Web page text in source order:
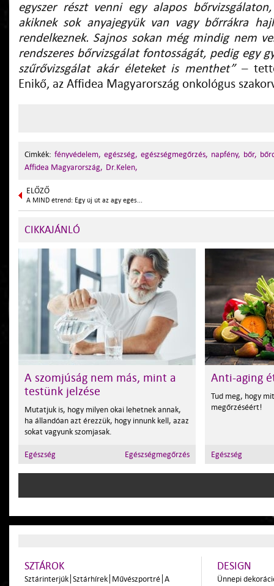
egyszer részt venni egy alapos
akiknek sok anyajegyük van vagy bőrrákra
rendelkeznek. Sajnos sokan még mindig nem
rendszeres bőrvizsgálat fontosságát, pedig egy
szűrővizsgálat akár életeket is menthet”–
Enikő, az Affidea Magyarország onkológus
Cimkék: fényvédelem, egészség, egészségmegőrzés, napfény, bőr,
Affidea Magyarország, Dr.Kelen,
ELŐZŐ
A MIND étrend: Egy új út az agy egés...
CIKKAJÁNLÓ
A szomjúság nem más, mint a
testünk jelzése
Mutatjuk is, hogy milyen okai lehetnek annak,
ha állandóan azt érezzük, hogy innunk kell, azaz
sokat vagyunk szomjasak.
Egészség Egészségmegőrzés
Anti-aging
Tud meg, hogy
megőrzéséért!
Egészség
SZTÁROK
Sztárinterjúk Sztárhírek Művészportré A
DESIGN
Ünnepi